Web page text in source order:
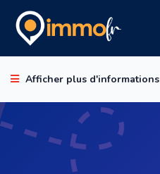
Afficher plus d'informations